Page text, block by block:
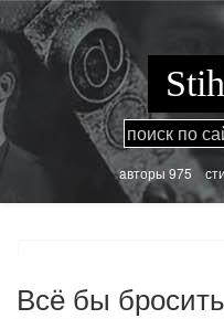
Перейти
к
основному
содержанию
aвторы 975
Всё бы бросить